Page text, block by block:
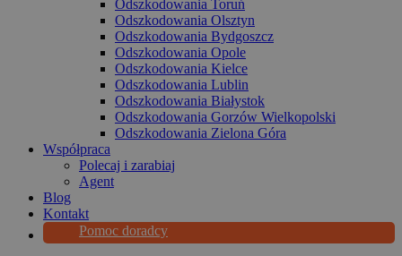
Odszkodowania Toruń
Odszkodowania Olsztyn
Odszkodowania Bydgoszcz
Odszkodowania Opole
Odszkodowania Kielce
Odszkodowania Lublin
Odszkodowania Białystok
Odszkodowania Gorzów Wielkopolski
Odszkodowania Zielona Góra
Współpraca
Polecaj i zarabiaj
Agent
Blog
Kontakt
Pomoc doradcy